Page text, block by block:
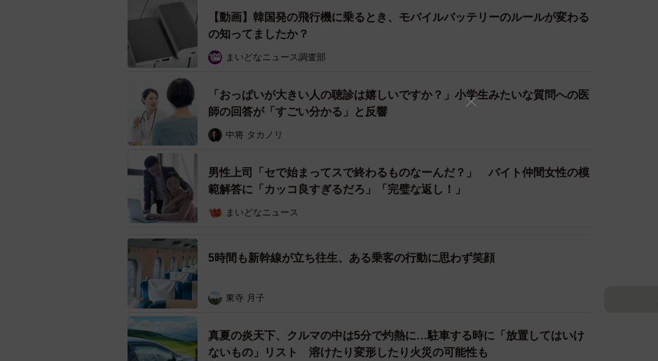
韓国発の航空便、モバイルバッテリーの「機内持ち込みルール」が変更！※画像はイメージです
（Eray/stock.adobe.com）
【新ルール対象航空会社】
・大韓航空
・アシアナ航空
・ティーウェイ航空
・ジンエアー
・チェジュ航空 など
▽出典：HIS 公式TikTok／韓国発の飛行機に乗るとき、モバイルバッテリーのルールが変
【動画】韓国発の飛行機に乗るとき、モバイルバッテリーのルールが変わる
の知ってましたか？
まいどなニュース調査部
「おっぱいが大きい人の聴診は嬉しいですか？」小学生みたいな質問への医
師の回答が「すごい分かる」と反響
中将 タカノリ
男性上司「セで始まってスで終わるものなーんだ？」 バイト仲間女性の模
範解答に「カッコ良すぎるだろ」「完璧な返し！」
まいどなニュース
5時間も新幹線が立ち往生、ある乗客の行動に思わず笑顔
東寺 月子
真夏の炎天下、クルマの中は5分で灼熱に…駐車する時に「放置してはいけ
ないもの」リスト 溶けたり変形したり火災の可能性も